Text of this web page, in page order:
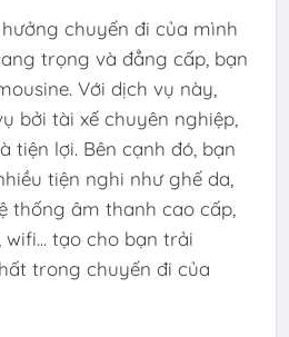
chuyến đi của mình
trọng và đẳng cấp, bạn
Với dịch vụ này,
bởi tài xế chuyên nghiệp,
tiện lợi. Bên cạnh đó, bạn
tiện nghi như ghế da,
thống âm thanh cao cấp,
tạo cho bạn trải
trong chuyến đi của